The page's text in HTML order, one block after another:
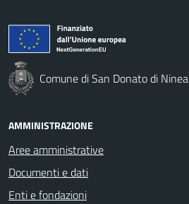
Comune di San Donato di Ninea
AMMINISTRAZIONE
Aree amministrative
Documenti e dati
Enti e fondazioni